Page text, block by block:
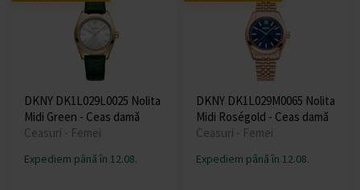
DKNY DK1L029L0025 Nolita
Midi Green - Ceas damă
Ceasuri - Femei
Expediem până în 12.08.
DKNY DK1L029M0065 Nolita
Midi Roségold - Ceas damă
Ceasuri - Femei
Expediem până în 12.08.